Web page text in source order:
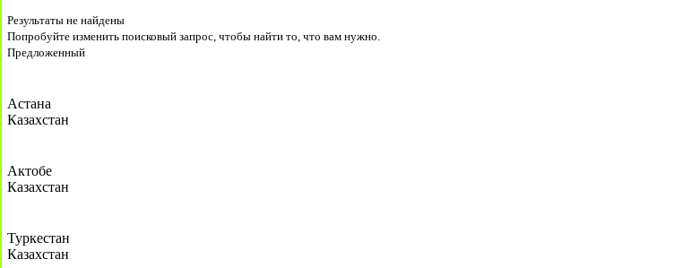
Результаты не найдены
Попробуйте изменить поисковый запрос, чтобы найти то, что вам нужно.
Предложенный
Астана
Казахстан
Актобе
Казахстан
Туркестан
Казахстан